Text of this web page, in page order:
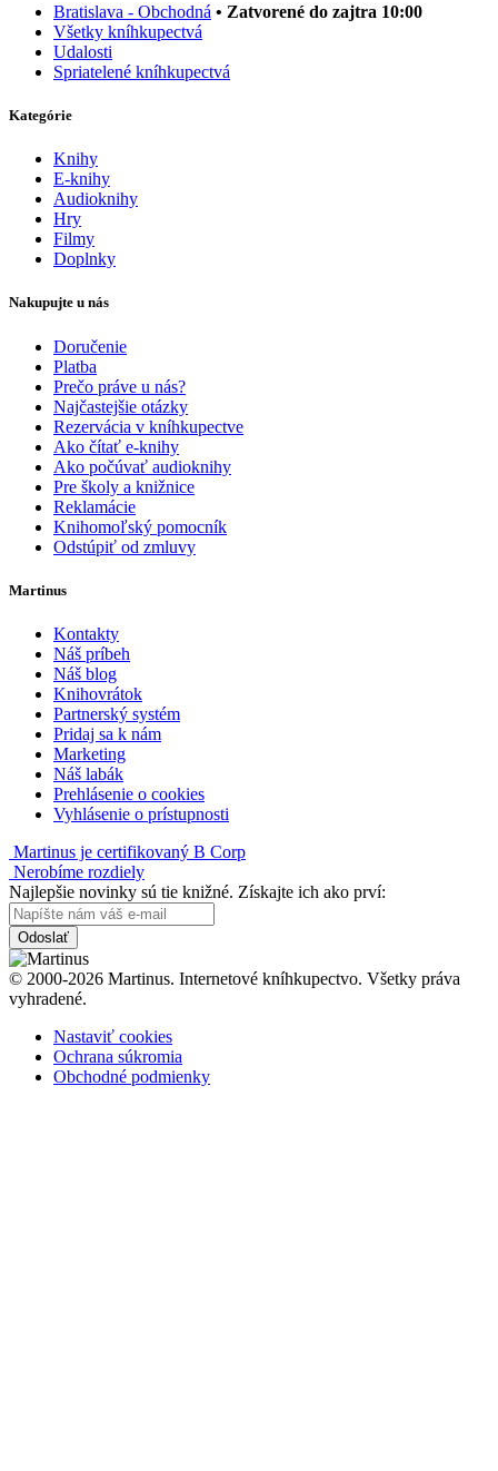
Bratislava - Obchodná • Zatvorené do zajtra 10:00
Všetky kníhkupectvá
Udalosti
Spriatelené kníhkupectvá
Kategórie
Knihy
E-knihy
Audioknihy
Hry
Filmy
Doplnky
Nakupujte u nás
Doručenie
Platba
Prečo práve u nás?
Najčastejšie otázky
Rezervácia v kníhkupectve
Ako čítať e-knihy
Ako počúvať audioknihy
Pre školy a knižnice
Reklamácie
Knihomoľský pomocník
Odstúpiť od zmluvy
Martinus
Kontakty
Náš príbeh
Náš blog
Knihovrátok
Partnerský systém
Pridaj sa k nám
Marketing
Náš labák
Prehlásenie o cookies
Vyhlásenie o prístupnosti
Martinus je certifikovaný B Corp
Nerobíme rozdiely
Najlepšie novinky sú tie knižné. Získajte ich ako prví:
Odoslať
© 2000-2026 Martinus. Internetové kníhkupectvo. Všetky práva
vyhradené.
Nastaviť cookies
Ochrana súkromia
Obchodné podmienky